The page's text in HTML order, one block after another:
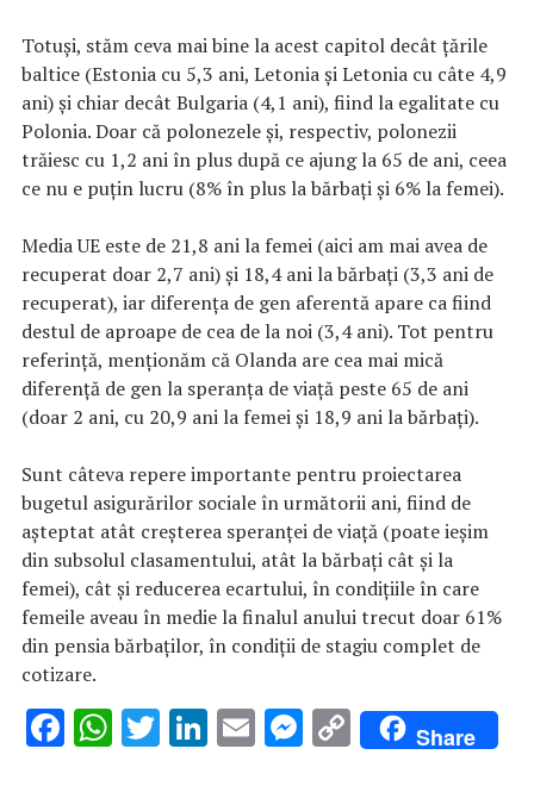
Totuși, stăm ceva mai bine la acest capitol decât țările
baltice (Estonia cu 5,3 ani, Letonia și Letonia cu câte 4,9
ani) și chiar decât Bulgaria (4,1 ani), fiind la egalitate cu
Polonia. Doar că polonezele și, respectiv, polonezii
trăiesc cu 1,2 ani în plus după ce ajung la 65 de ani, ceea
ce nu e puțin lucru (8% în plus la bărbați și 6% la femei).
Media UE este de 21,8 ani la femei (aici am mai avea de
recuperat doar 2,7 ani) și 18,4 ani la bărbați (3,3 ani de
recuperat), iar diferența de gen aferentă apare ca fiind
destul de aproape de cea de la noi (3,4 ani). Tot pentru
referință, menționăm că Olanda are cea mai mică
diferență de gen la speranța de viață peste 65 de ani
(doar 2 ani, cu 20,9 ani la femei și 18,9 ani la bărbați).
Sunt câteva repere importante pentru proiectarea
bugetul asigurărilor sociale în următorii ani, fiind de
așteptat atât creșterea speranței de viață (poate ieșim
din subsolul clasamentului, atât la bărbați cât și la
femei), cât și reducerea ecartului, în condițiile în care
femeile aveau în medie la finalul anului trecut doar 61%
din pensia bărbaților, în condiții de stagiu complet de
cotizare.
F W T Li E M C
o
Share